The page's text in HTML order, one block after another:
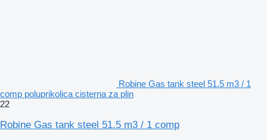
Robine Gas tank steel 51.5 m3 / 1
comp poluprikolica cisterna za plin
22
Robine Gas tank steel 51.5 m3 / 1 comp